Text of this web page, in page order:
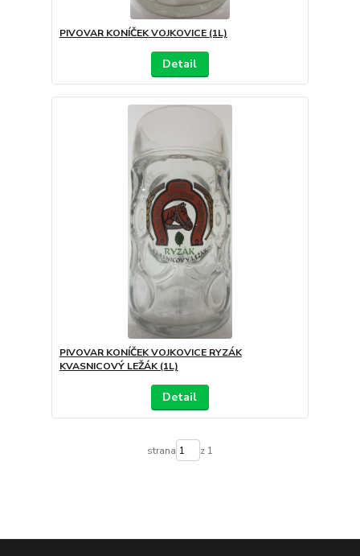
PIVOVAR KONÍČEK VOJKOVICE (1L)
Detail
PIVOVAR KONÍČEK VOJKOVICE RYZÁK
KVASNICOVÝ LEŽÁK (1L)
Detail
strana z 1